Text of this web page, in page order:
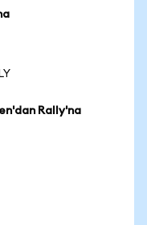
Rally'na